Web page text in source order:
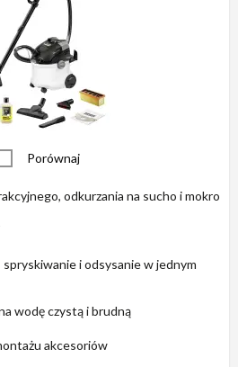
Porównaj
odkurzania na sucho i mokro
i odsysanie w jednym
wodę czystą i brudną
akcesoriów